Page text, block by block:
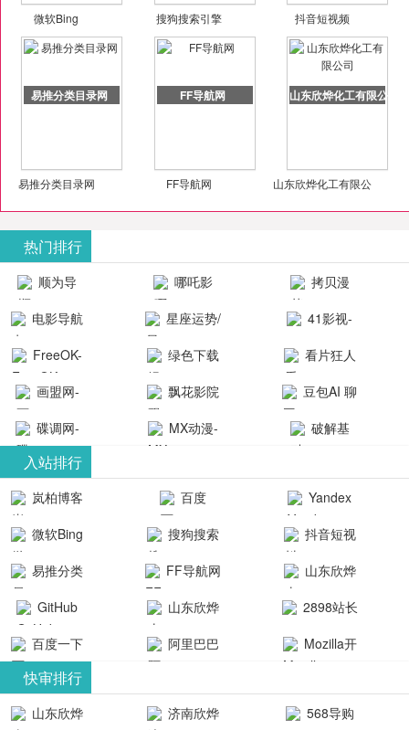
微软Bing 搜狗搜索引擎 抖音短视频
易推分类目录网
易推分类目录网
FF导航网
FF导航网
山东欣烨化工有限公司
山东欣烨化工有限公
热门排行
顺为导
航-办公运营
哪吒影
院-哪吒影院
提供最新、
最全的高清
电影、电视
剧、动漫和
综艺节目免
费观看。平
台内容丰
富，更新快
速，支持在
线观看，满
足各类影迷
需求，提供
无广告、高
清流畅的观
影体验。
拷贝漫
画-官网
动漫综合
电影导航
- 免费看电影
就来这！ | 快
导航网-免费
看电影就来
这！收录大
量免费看电
影网站！
星座运势/
最星座/美国
神婆星座网
41影视-
聚合最近好
看的电视剧
最新电影网
站-41影视为
成全短剧电
视剧、电视
剧大全、好
看的电视
剧、最新的
电影在线观
看，神马影
最新好看的
FreeOK-
FreeOK影视
官网-最新影
视资源|追剧
也很卷
绿色下载
吧
看片狂人
- 高清视频资
源免费在线
观看
画盟网-
画师联盟官
网
_huashilm.com_
动漫综合
飘花影院
网
豆包AI 聊
天智能对话
网页版入口
碟调网-
碟调网为您
提供最新电
视剧和2025
年最新电影
的在线观
看，快来碟
调电影网在
线观看最新
热门影视作
MX动漫-
漫免费在线
观看
破解基
整合当前互
联网最新最
全最优质的
软件免费下
载、资源免
费共享、技
术教程学习
台！整合破
入站排行
岚柏博客 百度
Yandex
搜索
微软Bing
搜狗搜索
引擎
抖音短视
频
易推分类
目录网
FF导航网
山东欣烨
化工有限公
GitHub
山东欣烨
生物科技有
2898站长
资源平台
百度一下
阿里巴巴
Mozilla开
快审排行
山东欣烨
济南欣烨
568导购